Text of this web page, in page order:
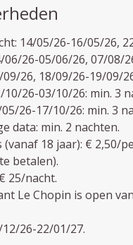
14/05/26-16/05/26,
06/26-05/06/26, 07/08/
26, 18/09/26-19/09/
10/26-03/10/26: min. 3
26-17/10/26: min. 3
data: min. 2 nachten.
18 jaar): € 2,50/
betalen).
25/nacht.
Le Chopin is open
26-22/01/27.